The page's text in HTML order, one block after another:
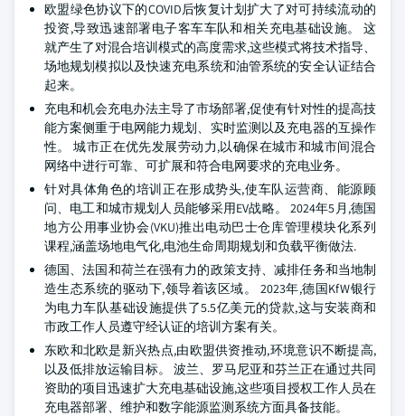
欧盟绿色协议下的COVID后恢复计划扩大了对可持续流动的
投资,导致迅速部署电子客车车队和相关充电基础设施。 这
就产生了对混合培训模式的高度需求,这些模式将技术指导、
场地规划模拟以及快速充电系统和油管系统的安全认证结合
起来。
充电和机会充电办法主导了市场部署,促使有针对性的提高技
能方案侧重于电网能力规划、实时监测以及充电器的互操作
性。 城市正在优先发展劳动力,以确保在城市和城市间混合
网络中进行可靠、可扩展和符合电网要求的充电业务。
针对具体角色的培训正在形成势头,使车队运营商、能源顾
问、电工和城市规划人员能够采用EV战略。 2024年5月,德国
地方公用事业协会(VKU)推出电动巴士仓库管理模块化系列
课程,涵盖场地电气化,电池生命周期规划和负载平衡做法.
德国、法国和荷兰在强有力的政策支持、减排任务和当地制
造生态系统的驱动下,领导着该区域。 2023年,德国KfW银行
为电力车队基础设施提供了5.5亿美元的贷款,这与安装商和
市政工作人员遵守经认证的培训方案有关。
东欧和北欧是新兴热点,由欧盟供资推动,环境意识不断提高,
以及低排放运输目标。 波兰、罗马尼亚和芬兰正在通过共同
资助的项目迅速扩大充电基础设施,这些项目授权工作人员在
充电器部署、维护和数字能源监测系统方面具备技能。